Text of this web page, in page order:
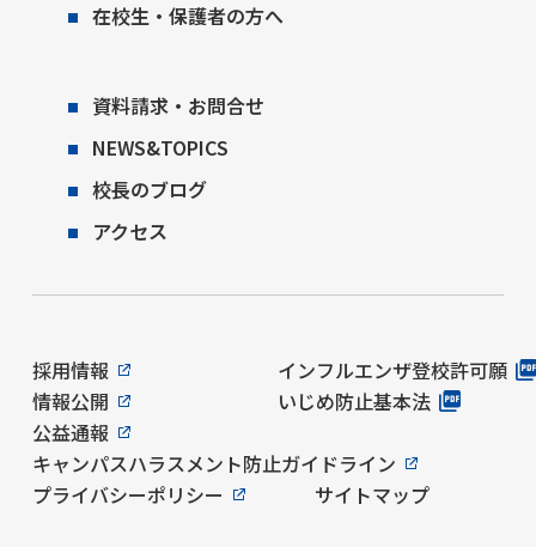
在校生・保護者の方へ
資料請求・お問合せ
NEWS&TOPICS
校長のブログ
アクセス
採用情報
インフルエンザ登校許可願
情報公開
いじめ防止基本法
公益通報
キャンパスハラスメント防止ガイドライン
プライバシーポリシー
サイトマップ